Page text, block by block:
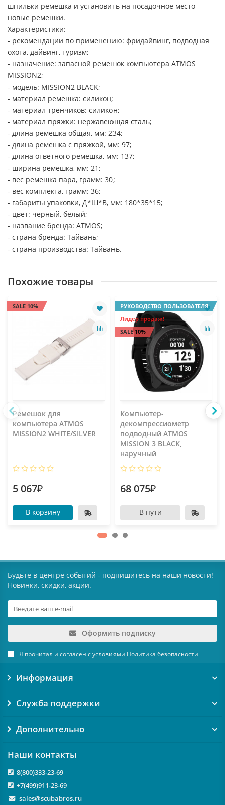
шпильки ремешка и установить на посадочное место
новые ремешки.
Характеристики:
- рекомендации по применению: фридайвинг, подводная
охота, дайвинг, туризм;
- назначение: запасной ремешок компьютера ATMOS
MISSION2;
- модель: MISSION2 BLACK;
- материал ремешка: силикон;
- материал тренчиков: силикон;
- материал пряжки: нержавеющая сталь;
- длина ремешка общая, мм: 234;
- длина ремешка с пряжкой, мм: 97;
- длина ответного ремешка, мм: 137;
- ширина ремешка, мм: 21;
- вес ремешка пара, грамм: 30;
- вес комплекта, грамм: 36;
- габариты упаковки, Д*Ш*В, мм: 180*35*15;
- цвет: черный, белый;
- название бренда: ATMOS;
- страна бренда: Тайвань;
- страна производства: Тайвань.
Похожие товары
SALE 10%
Ремешок для
компьютера ATMOS
MISSION2 WHITE/SILVER
5 067₽
В корзину
РУКОВОДСТВО ПОЛЬЗОВАТЕЛЯ
Лидер продаж!
SALE 10%
Компьютер-
декомпрессиометр
подводный ATMOS
MISSION 3 BLACK,
наручный
68 075₽
В пути
Будьте в центре событий - подпишитесь на наши новости!
Новинки, скидки, акции.
Оформить подписку
Я прочитал и согласен с условиями Политика безопасности
Информация
Служба поддержки
Дополнительно
Наши контакты
8(800)333-23-69
+7(499)911-23-69
sales@scubabros.ru